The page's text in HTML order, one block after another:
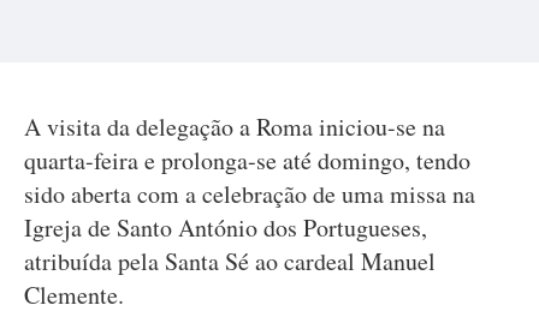
A visita da delegação a Roma iniciou-se na
quarta-feira e prolonga-se até domingo, tendo
sido aberta com a celebração de uma missa na
Igreja de Santo António dos Portugueses,
atribuída pela Santa Sé ao cardeal Manuel
Clemente.